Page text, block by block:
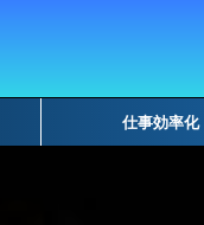
仕事効率化